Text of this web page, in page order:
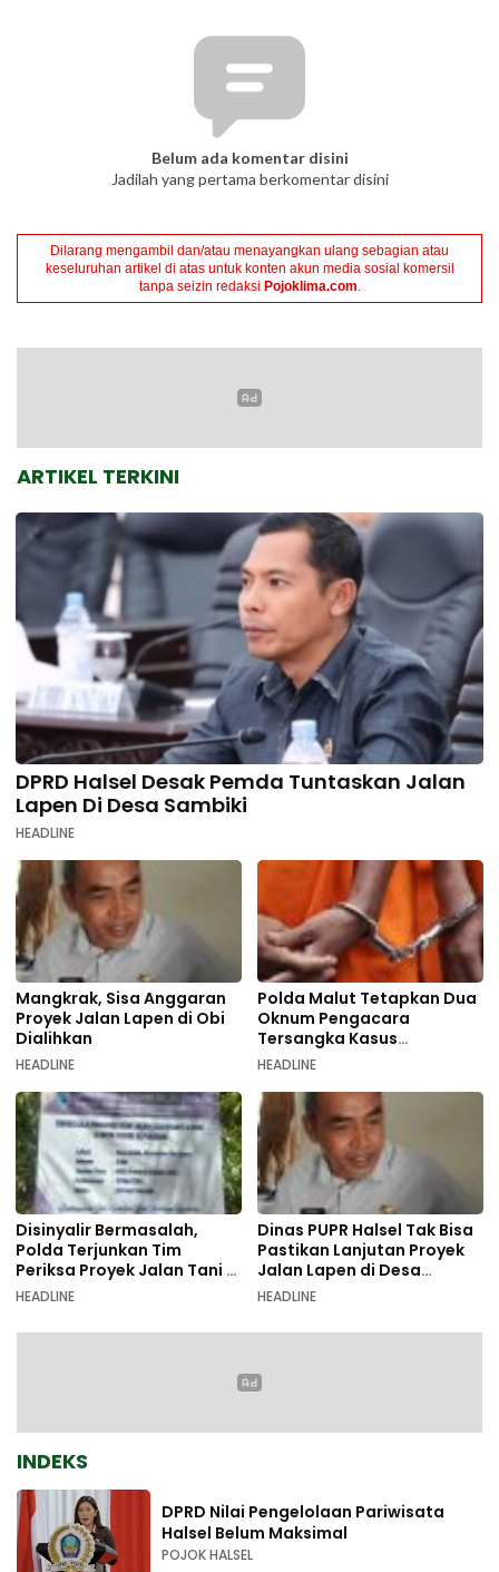
Belum ada komentar disini
Jadilah yang pertama berkomentar disini
Dilarang mengambil dan/atau menayangkan ulang sebagian atau
keseluruhan artikel di atas untuk konten akun media sosial komersil
tanpa seizin redaksi Pojoklima.com
ARTIKEL TERKINI
DPRD Halsel Desak Pemda Tuntaskan Jalan
Lapen Di Desa Sambiki
HEADLINE
Mangkrak, Sisa Anggaran
Proyek Jalan Lapen di Obi
Dialihkan
HEADLINE
Polda Malut Tetapkan Dua
Oknum Pengacara
Tersangka Kasus
Pemalsuan Dokumen
HEADLINE
Disinyalir Bermasalah,
Polda Terjunkan Tim
Periksa Proyek Jalan Tani di
Galala
HEADLINE
Dinas PUPR Halsel Tak Bisa
Pastikan Lanjutan Proyek
Jalan Lapen di Desa
Sambiki
HEADLINE
INDEKS
DPRD Nilai Pengelolaan Pariwisata
Halsel Belum Maksimal
POJOK HALSEL